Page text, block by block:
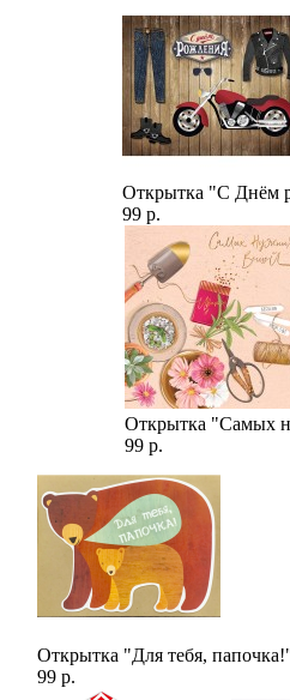
Открытка "С Днём
99 р.
Открытка "Самых
99 р.
Открытка "Для тебя,
99 р.